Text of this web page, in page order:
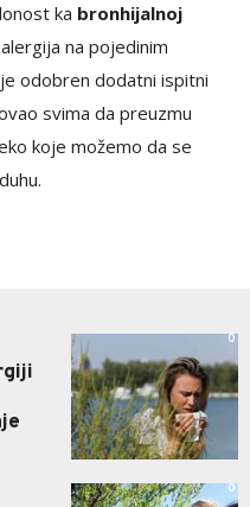
ka bronhijalnoj
na pojedinim
odobren dodatni ispitni
svima da preuzmu
koje možemo da se
0
0